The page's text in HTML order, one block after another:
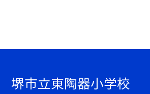
堺市立東陶器小学校